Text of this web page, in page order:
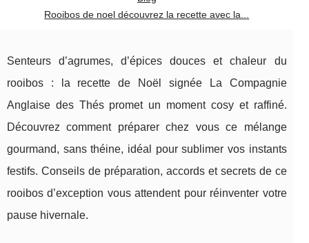
Rooibos de noel découvrez la recette avec la...
Senteurs d’agrumes, d’épices douces et chaleur du
rooibos : la recette de Noël signée La Compagnie
Anglaise des Thés promet un moment cosy et raffiné.
Découvrez comment préparer chez vous ce mélange
gourmand, sans théine, idéal pour sublimer vos instants
festifs. Conseils de préparation, accords et secrets de ce
rooibos d’exception vous attendent pour réinventer votre
pause hivernale.